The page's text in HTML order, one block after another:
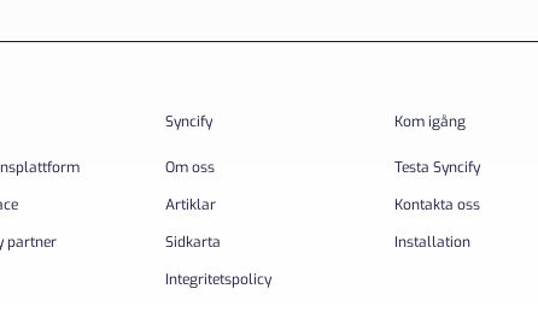
partner
Syncify
Om oss
Artiklar
Sidkarta
Integritetspolicy
Kom igång
Testa Syncify
Kontakta oss
Installation